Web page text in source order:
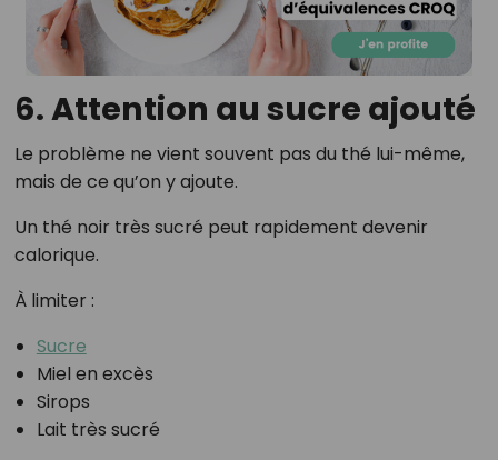
6. Attention au sucre ajouté
Le problème ne vient souvent pas du thé lui-même,
mais de ce qu’on y ajoute.
Un thé noir très sucré peut rapidement devenir
calorique.
À limiter :
Sucre
Miel en excès
Sirops
Lait très sucré